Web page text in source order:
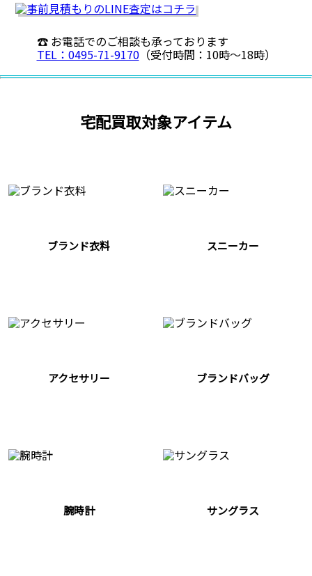
☎ お電話でのご相談も承っております
TEL：0495-71-9170（受付時間：10時〜18時）
宅配買取対象アイテム
ブランド衣料 スニーカー
アクセサリー ブランドバッグ
腕時計 サングラス